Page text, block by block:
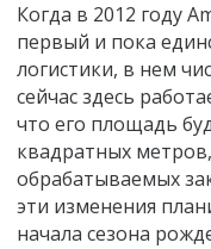
Когда в 2012 году
первый и пока
логистики, в нем
сейчас здесь
что его площадь
квадратных
обрабатываемых
эти изменения
начала сезона